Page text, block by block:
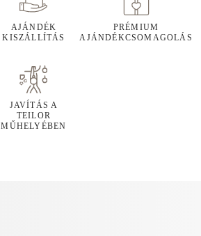
AJÁNDÉK
KISZÁLLÍTÁS
PRÉMIUM
AJÁNDÉKCSOMAGOLÁS
JAVÍTÁS A
TEILOR
MŰHELYÉBEN